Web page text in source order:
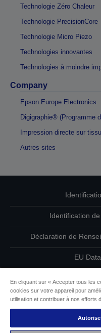
Technologie Zéro Chaleur
Technologie PrecisionCore
Technologie Micro Piezo
Technologies innovantes
Technologies à moindre
Company
Epson Europe Electronics
Digigraphie® (Programme
Impression directe sur tissu
Autres sites
Identification
Déclaration de
EU
L’engagement
En cliquant sur « Accepter tous les
cookies sur votre appareil pour
utilisation et contribuer à nos efforts